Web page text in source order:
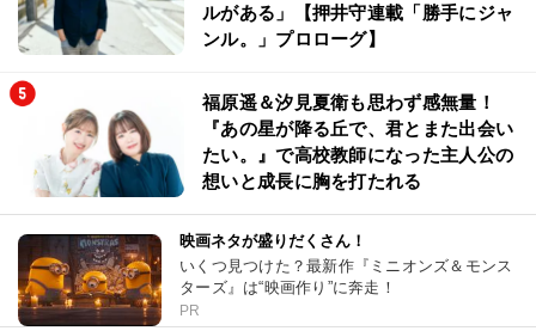
ルがある」【押井守連載「勝手にジャ
ンル。」プロローグ】
福原遥＆汐見夏衛も思わず感無量！
『あの星が降る丘で、君とまた出会い
たい。』で高校教師になった主人公の
想いと成長に胸を打たれる
映画ネタが盛りだくさん！
いくつ見つけた？最新作『ミニオンズ＆モンス
ターズ』は“映画作り”に奔走！
PR